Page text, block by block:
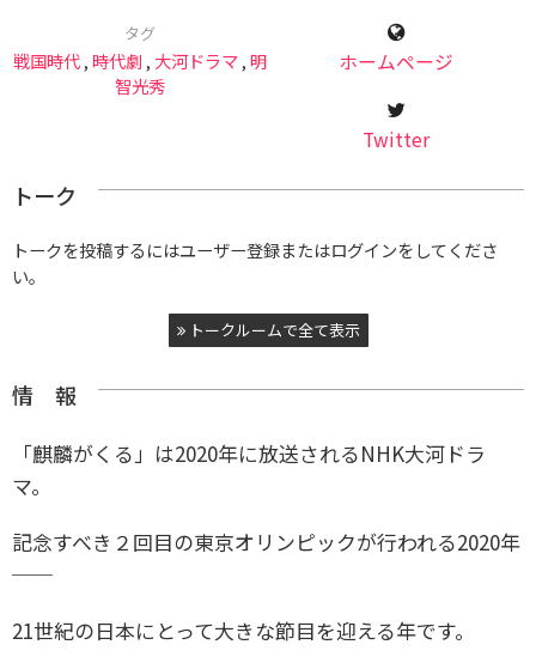
タグ
戦国時代,時代劇 , 大河ドラマ ,明
智光秀
ホームページ
Twitter
トーク
トークを投稿するにはユーザー登録またはログインをしてくださ
い。
トークルームで全て表示
情 報
「麒麟がくる」は2020年に放送されるNHK大河ドラ
マ。
記念すべき２回目の東京オリンピックが行われる2020年
──
21世紀の日本にとって大きな節目を迎える年です。